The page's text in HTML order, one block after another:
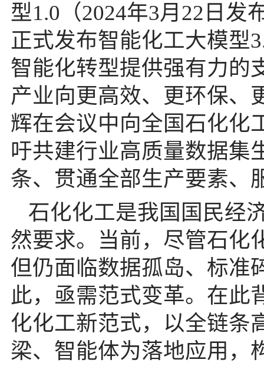
型1.0（2024年3月22日发
正式发布智能化工大模型
智能化转型提供强有力的
产业向更高效、更环保、
辉在会议中向全国石化化
吁共建行业高质量数据集
条、贯通全部生产要素
石化化工是我国国民经
然要求。当前，尽管石化
但仍面临数据孤岛、标准
此，亟需范式变革。在此
化化工新范式，以全链条
梁、智能体为落地应用，